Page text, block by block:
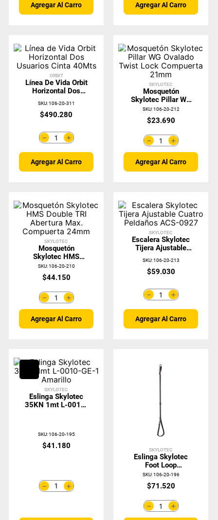
Agregar Al Carro Agregar Al Carro
ORBIT
Línea De Vida Orbit
Horizontal Dos
40Mts
SKU:106-20-311
$490.280
＋
－
Agregar Al Carro
SKYLOTEC
Mosquetón
Skylotec Pillar WG
Ovalado Twist Lock
Compuerta 21mm
SKU:106-20-212
$23.690
＋
－
Agregar Al Carro
SKYLOTEC
Mosquetón
Skylotec HMS
Double TRI Abertura
Max. Compuerta
24mm
SKU:106-20-210
$44.150
＋
－
Agregar Al Carro
SKYLOTEC
Escalera Skylotec
Tijera Ajustable
ACS-0927
SKU:106-20-213
$59.030
＋
－
Agregar Al Carro
SKYLOTEC
Eslinga Skylotec
35KN 1mt L-0010-
SKU:106-20-195
$41 .180
＋
－
SKYLOTEC
Eslinga Skylotec
Foot Loop
Regulable ACS-
0305
SKU:106-20-196
$71 .520
＋
－